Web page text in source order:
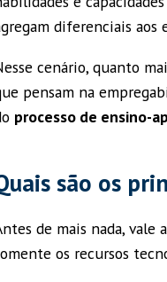
diferenciais aos
cenário, quanto
pensam na
processo de ensino-
são os
de mais nada, vale
os recursos